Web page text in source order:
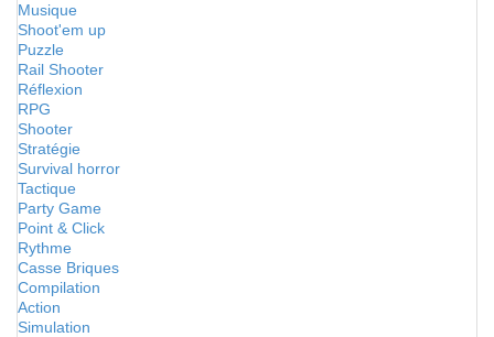
Musique
Shoot'em up
Puzzle
Rail Shooter
Réflexion
RPG
Shooter
Stratégie
Survival horror
Tactique
Party Game
Point & Click
Rythme
Casse Briques
Compilation
Action
Simulation